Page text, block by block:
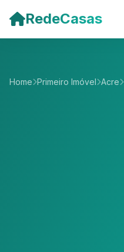
RedeCasas
Home Primeiro Imóvel Acre